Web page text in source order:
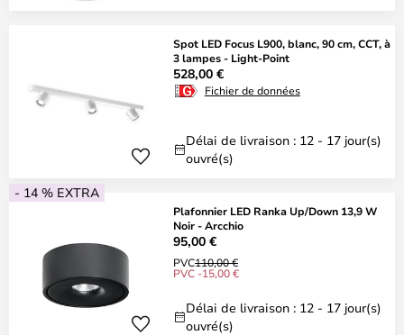
Spot LED Focus L900, blanc, 90 cm, CCT, à
3 lampes - Light-Point
528,00 €
Fichier de données
Délai de livraison : 12 - 17 jour(s)
ouvré(s)
- 14 % EXTRA
Plafonnier LED Ranka Up/Down 13,9 W
Noir - Arcchio
95,00 €
PVC110,00 €
PVC -15,00 €
Délai de livraison : 12 - 17 jour(s)
ouvré(s)